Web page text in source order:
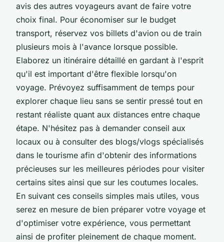
avis des autres voyageurs avant de faire votre
choix final. Pour économiser sur le budget
transport, réservez vos billets d'avion ou de train
plusieurs mois à l'avance lorsque possible.
Elaborez un itinéraire détaillé en gardant à l'esprit
qu'il est important d'être flexible lorsqu'on
voyage. Prévoyez suffisamment de temps pour
explorer chaque lieu sans se sentir pressé tout en
restant réaliste quant aux distances entre chaque
étape. N'hésitez pas à demander conseil aux
locaux ou à consulter des blogs/vlogs spécialisés
dans le tourisme afin d'obtenir des informations
précieuses sur les meilleures périodes pour visiter
certains sites ainsi que sur les coutumes locales.
En suivant ces conseils simples mais utiles, vous
serez en mesure de bien préparer votre voyage et
d'optimiser votre expérience, vous permettant
ainsi de profiter pleinement de chaque moment.